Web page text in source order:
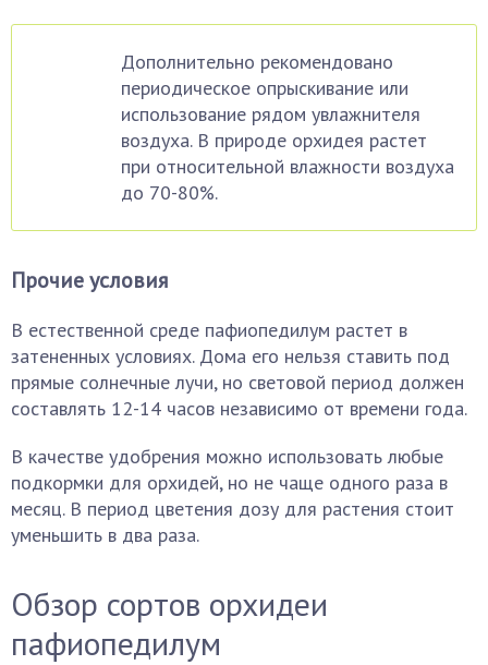
Дополнительно рекомендовано
периодическое опрыскивание или
использование рядом увлажнителя
воздуха. В природе орхидея растет
при относительной влажности воздуха
до 70-80%.
Прочие условия
В естественной среде пафиопедилум растет в
затененных условиях. Дома его нельзя ставить под
прямые солнечные лучи, но световой период должен
составлять 12-14 часов независимо от времени года.
В качестве удобрения можно использовать любые
подкормки для орхидей, но не чаще одного раза в
месяц. В период цветения дозу для растения стоит
уменьшить в два раза.
Обзор сортов орхидеи
пафиопедилум